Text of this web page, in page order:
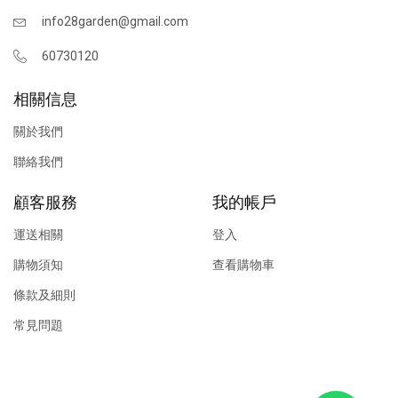
info28garden@gmail.com
60730120
相關信息
關於我們
聯絡我們
顧客服務
運送相關
購物須知
條款及細則
常見問題
我的帳戶
登入
查看購物車